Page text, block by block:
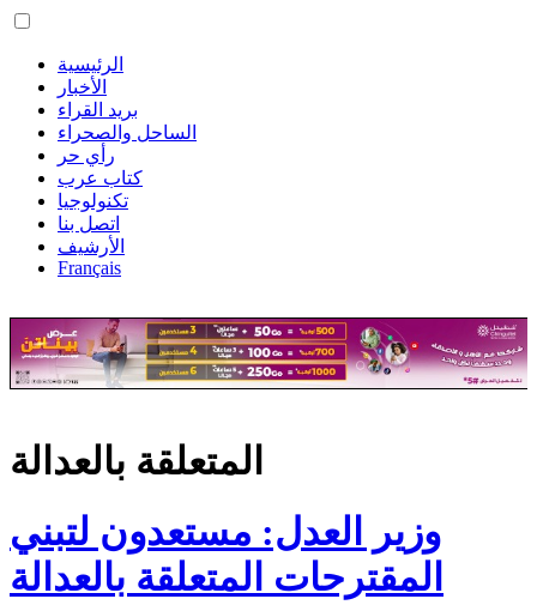
الرئيسية
الأخبار
بريد القراء
الساحل والصحراء
رأي حر
كتاب عرب
تكنولوجيا
اتصل بنا
الأرشيف
Français
المتعلقة بالعدالة
وزير العدل: مستعدون لتبني
المقترحات المتعلقة بالعدالة